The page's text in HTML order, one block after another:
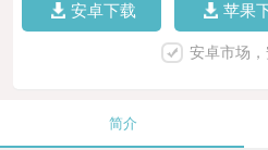
安卓下载 苹果
安卓市场
简介